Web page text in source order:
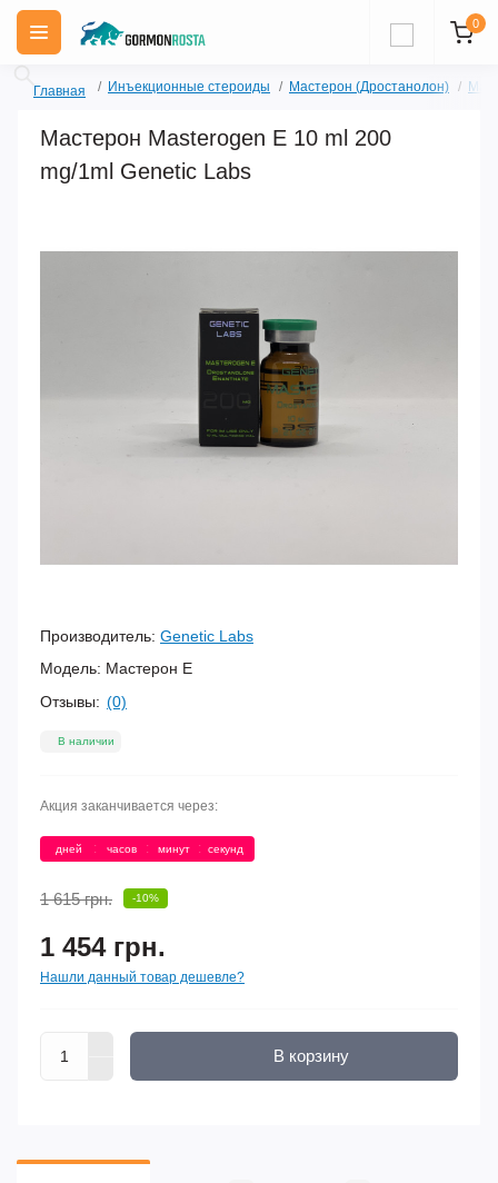
0
Главная Инъекционные стероиды Мастерон (Дростанолон)
Мастерон Masterogen E 10 ml 200
mg/1ml Genetic Labs
Производитель: Genetic Labs
Модель: Мастерон Е
Отзывы: (0)
В наличии
Акция заканчивается через:
дней : часов : минут : секунд
1 615 грн. -10%
1 454 грн.
Нашли данный товар дешевле?
В корзину